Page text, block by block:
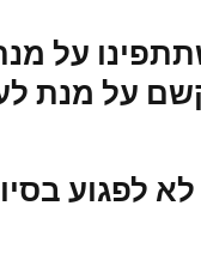
על
על מנת
לפגוע